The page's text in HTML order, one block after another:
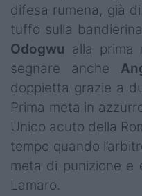
difesa rumena, già
tuffo sulla
Odogwu alla prima
segnare anche
doppietta grazie a
Prima meta in
Unico acuto della
tempo quando
meta di punizione e
Lamaro.